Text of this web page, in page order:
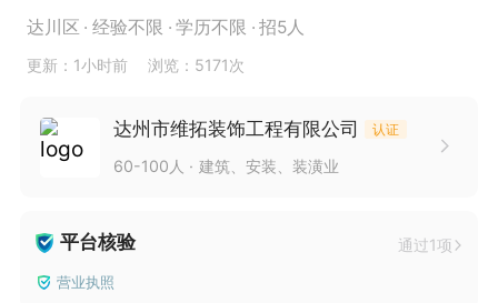
达川区 经验不限 学历不限 招5人
更新：1小时前 浏览：5171次
达州市维拓装饰工程有限公司 认证
60-100人 建筑、安装、装潢业
平台核验 通过1项
营业执照